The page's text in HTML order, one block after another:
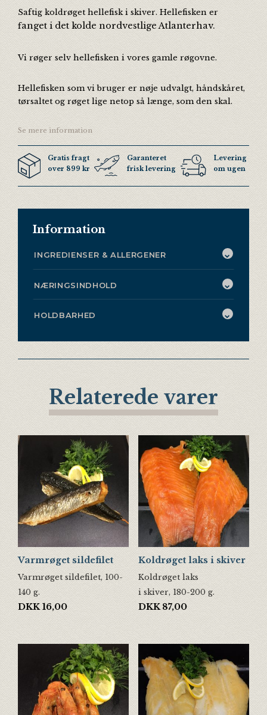
Saftig koldrøget hellefisk i skiver. Hellefisken er
fanget i det kolde nordvestlige Atlanterhav.
Vi røger selv hellefisken i vores gamle røgovne.
Hellefisken som vi bruger er nøje udvalgt, håndskåret,
tørsaltet og røget lige netop så længe, som den skal.
Se mere information
Gratis fragt
over 899 kr
Garanteret
frisk levering
Levering 3
om ugen
Information
INGREDIENSER & ALLERGENER
NÆRINGSINDHOLD
HOLDBARHED
Relaterede varer
Varmrøget sildefilet
Varmrøget sildefilet, 100-
140 g.
DKK 16,00
Koldrøget laks i skiver
Koldrøget laks
i skiver, 180-200 g.
DKK 87,00